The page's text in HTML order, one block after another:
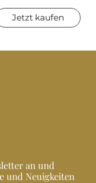
Jetzt kaufen
an und
und Neuigkeiten